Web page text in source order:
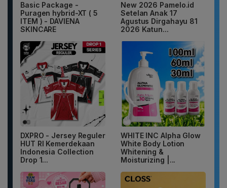
Basic Package -
Puragen hybrid-XT ( 5
ITEM ) - DAVIENA
SKINCARE
New 2026 Pamelo.id
Setelan Anak 17
Agustus Dirgahayu 81
2026 Katun...
DXPRO - Jersey Reguler
HUT RI Kemerdekaan
Indonesia Collection
Drop 1...
WHITE INC Alpha Glow
White Body Lotion
Whitening &
Moisturizing |...